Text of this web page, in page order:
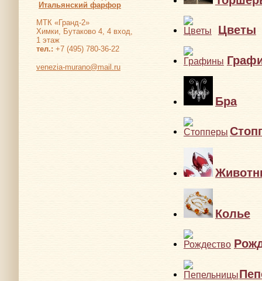
Итальянский фарфор
МТК «Гранд-2»
Химки, Бутаково 4, 4 вход,
1 этаж
тел.: +7 (495) 780-36-22
venezia-murano@mail.ru
Цветы
Бра
Колье